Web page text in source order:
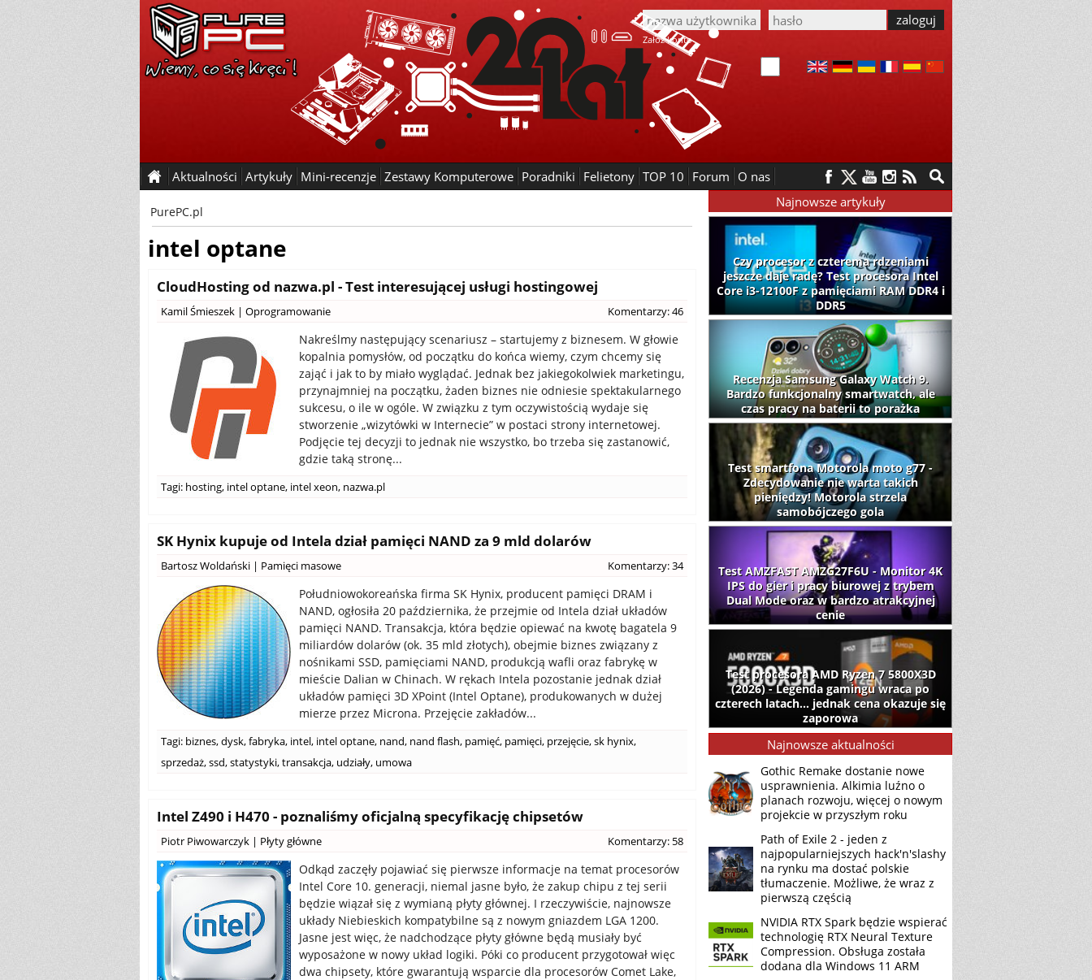
Załóż konto
Aktualności Artykuły Mini-recenzje Zestawy Komputerowe Poradniki Felietony TOP 10 Forum O nas
PurePC.pl
intel optane
CloudHosting od nazwa.pl - Test interesującej usługi hostingowej
Kamil Śmieszek | Oprogramowanie Komentarzy: 46
Nakreślmy następujący scenariusz – startujemy z biznesem. W głowie
kopalnia pomysłów, od początku do końca wiemy, czym chcemy się
zająć i jak to by miało wyglądać. Jednak bez jakiegokolwiek marketingu,
przynajmniej na początku, żaden biznes nie odniesie spektakularnego
sukcesu, o ile w ogóle. W związku z tym oczywistością wydaje się
stworzenie „wizytówki w Internecie” w postaci strony internetowej.
Podjęcie tej decyzji to jednak nie wszystko, bo trzeba się zastanowić,
gdzie taką stronę...
Tagi: hosting, intel optane, intel xeon, nazwa.pl
SK Hynix kupuje od Intela dział pamięci NAND za 9 mld dolarów
Bartosz Woldański | Pamięci masowe Komentarzy: 34
Południowokoreańska firma SK Hynix, producent pamięci DRAM i
NAND, ogłosiła 20 października, że przejmie od Intela dział układów
pamięci NAND. Transakcja, która będzie opiewać na kwotę bagatela 9
miliardów dolarów (ok. 35 mld złotych), obejmie biznes związany z
nośnikami SSD, pamięciami NAND, produkcją wafli oraz fabrykę w
mieście Dalian w Chinach. W rękach Intela pozostanie jednak dział
układów pamięci 3D XPoint (Intel Optane), produkowanych w dużej
mierze przez Microna. Przejęcie zakładów...
Tagi: biznes,dysk,fabryka, intel, intel optane, nand, nand flash, pamięć, pamięci, przejęcie,sk hynix,
sprzedaż,ssd,statystyki,transakcja, udziały, umowa
Intel Z490 i H470 - poznaliśmy oficjalną specyfikację chipsetów
Piotr Piwowarczyk | Płyty główne Komentarzy: 58
Odkąd zaczęły pojawiać się pierwsze informacje na temat procesorów
Intel Core 10. generacji, niemal jasne było, że zakup chipu z tej serii
będzie wiązał się z wymianą płyty głównej. I rzeczywiście, najnowsze
układy Niebieskich kompatybilne są z nowym gniazdem LGA 1200.
Jasne jest więc, że nadchodzące płyty główne będą musiały być
wyposażone w nowy układ logiki. Póki co producent przygotował więc
dwa chipsety, które gwarantują wsparcie dla procesorów Comet Lake,
Najnowsze artykuły
Czy procesor z czterema rdzeniami
jeszcze daje radę? Test procesora Intel
Core i3-12100F z pamięciami RAM DDR4 i
DDR5
Recenzja Samsung Galaxy Watch 9.
Bardzo funkcjonalny smartwatch, ale
czas pracy na baterii to porażka
Test smartfona Motorola moto g77 -
Zdecydowanie nie warta takich
pieniędzy! Motorola strzela
samobójczego gola
Test AMZFAST AMZG27F6U - Monitor 4K
IPS do gier i pracy biurowej z trybem
Dual Mode oraz w bardzo atrakcyjnej
cenie
Test procesora AMD Ryzen 7 5800X3D
(2026) - Legenda gamingu wraca po
czterech latach... jednak cena okazuje się
zaporowa
Najnowsze aktualności
Gothic Remake dostanie nowe
usprawnienia. Alkimia luźno o
planach rozwoju, więcej o nowym
projekcie w przyszłym roku
Path of Exile 2 - jeden z
najpopularniejszych hack'n'slashy
na rynku ma dostać polskie
tłumaczenie. Możliwe, że wraz z
pierwszą częścią
NVIDIA RTX Spark będzie wspierać
technologię RTX Neural Texture
Compression. Obsługa została
dodana dla Windows 11 ARM